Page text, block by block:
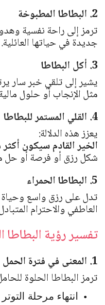
2. البطاطا المطبوخة
ترمز إلى راحة نفسية
جديدة في حياتها العائلية.
3. أكل البطاطا
يشير إلى تلقي خبر سار
مثل الإنجاب أو حلول
4. القلي المستمر للبطاطا
يعزز هذه الدلالة:
الخير القادم سيكون
شكل رزق أو فرصة أو حل
5. البطاطا الحمراء
تدل على رزق واسع وحياة
العاطفي والاحترام
تفسير رؤية البطاطا
1. المعنى في فترة الحمل
ترمز البطاطا الحلوة
انتهاء مرحلة